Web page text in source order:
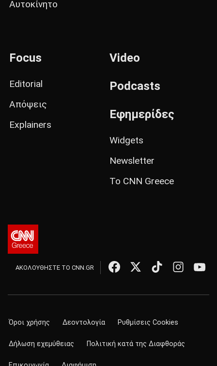
Αυτοκίνητο
Focus
Editorial
Απόψεις
Explainers
Video
Podcasts
Εφημερίδες
Widgets
Newsletter
Το CNN Greece
ΑΚΟΛΟΥΘΗΣΤΕ ΤΟ CNN.GR
Όροι χρήσης Δεοντολογία Ρυθμίσεις Cookies
Δήλωση εχεμύθειας Πολιτική κατά της Διαφθοράς